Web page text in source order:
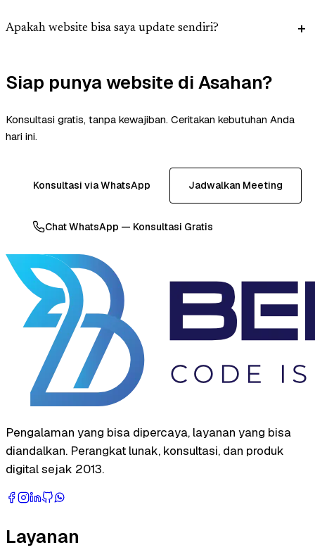
Apakah website bisa saya update sendiri?
Siap punya website di Asahan?
Konsultasi gratis, tanpa kewajiban. Ceritakan kebutuhan Anda
hari ini.
Konsultasi via WhatsApp Jadwalkan Meeting
Chat WhatsApp — Konsultasi Gratis
Pengalaman yang bisa dipercaya, layanan yang bisa
diandalkan. Perangkat lunak, konsultasi, dan produk
digital sejak 2013.
Layanan